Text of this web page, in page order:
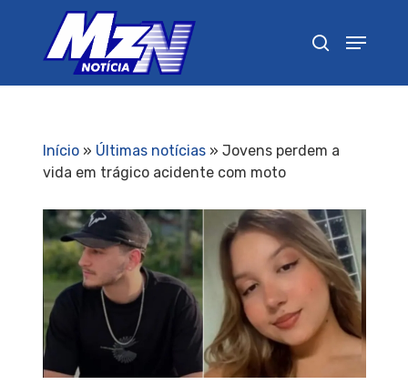
Início» Últimas notícias» Jovens perdem a
vida em trágico acidente com moto